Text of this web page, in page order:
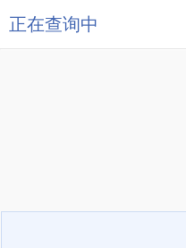
正在查询中